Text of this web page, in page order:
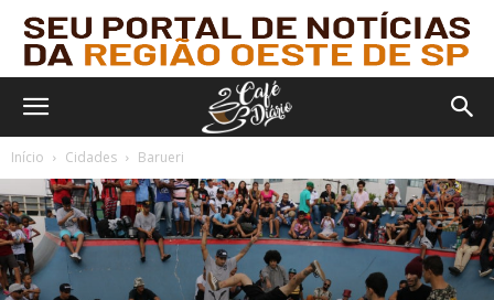
Início Cidades Barueri